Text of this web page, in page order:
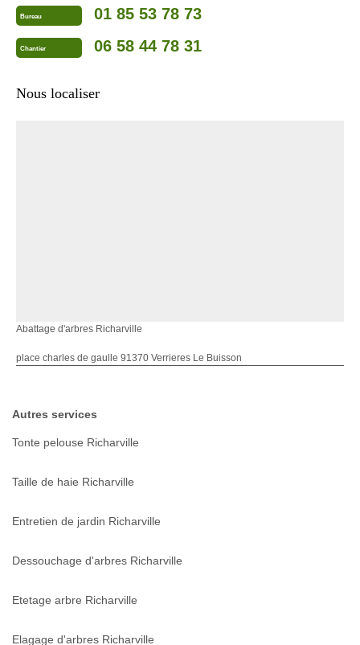
Bureau 01 85 53 78 73
Chantier 06 58 44 78 31
Nous localiser
Abattage d'arbres Richarville
place charles de gaulle 91370 Verrieres Le Buisson
Autres services
Tonte pelouse Richarville
Taille de haie Richarville
Entretien de jardin Richarville
Dessouchage d'arbres Richarville
Etetage arbre Richarville
Elagage d'arbres Richarville